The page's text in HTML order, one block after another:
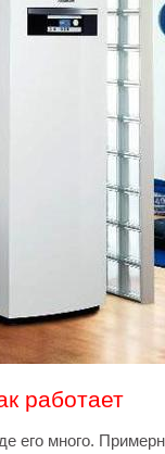
работает
его много.